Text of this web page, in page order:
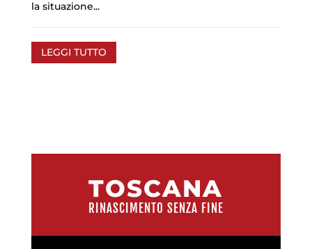
la situazione...
LEGGI TUTTO
TOSCANA
RINASCIMENTO SENZA FINE